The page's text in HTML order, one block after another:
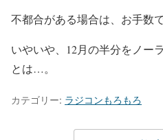
不都合がある場合は、お手数
いやいや、12月の半分をノー
とは…。
カテゴリー: ラジコンもろもろ